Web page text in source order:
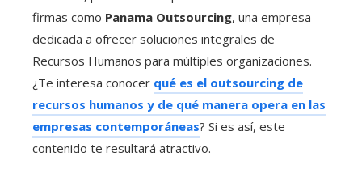
firmas como Panama Outsourcing, una empresa
dedicada a ofrecer soluciones integrales de
Recursos Humanos para múltiples organizaciones.
¿Te interesa conocer qué es el outsourcing de
recursos humanos y de qué manera opera en las
empresas contemporáneas? Si es así, este
contenido te resultará atractivo.